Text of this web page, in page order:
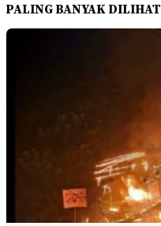
PALING BANYAK DILIHAT